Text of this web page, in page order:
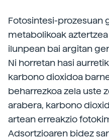
Fotosintesi-prozesuan
metabolikoak
ilunpean bai argitan
Ni horretan hasi
karbono dioxidoa
beharrezkoa zela uste
arabera, karbono
artean erreakzio
Adsortzioaren bidez